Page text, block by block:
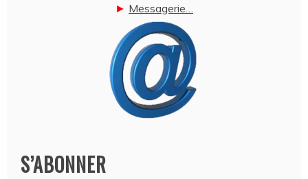
► Messagerie…
S’ABONNER